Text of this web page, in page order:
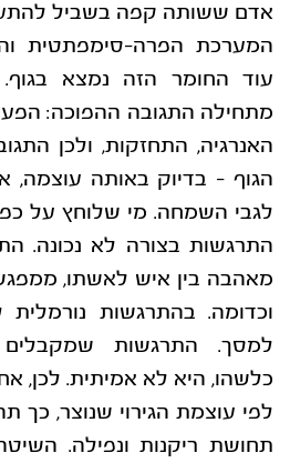
אדם ששותה קפה בשביל
המערכת הפרה-סימפתטית
עוד החומר הזה נמצא
מתחילה התגובה ההפוכה:
האנרגיה, התחזקות, ולכן
הגוף – בדיוק באותה עוצמה,
לגבי השמחה. מי שלוחץ על
התרגשות בצורה לא נכונה.
מאהבה בין איש לאשתו,
וכדומה. בהתרגשות נורמלית
למסך. התרגשות שמקבלים
כלשהו, היא לא אמיתית. לכן,
לפי עוצמת הגירוי שנוצר, כך
תחושת ריקנות ונפילה.